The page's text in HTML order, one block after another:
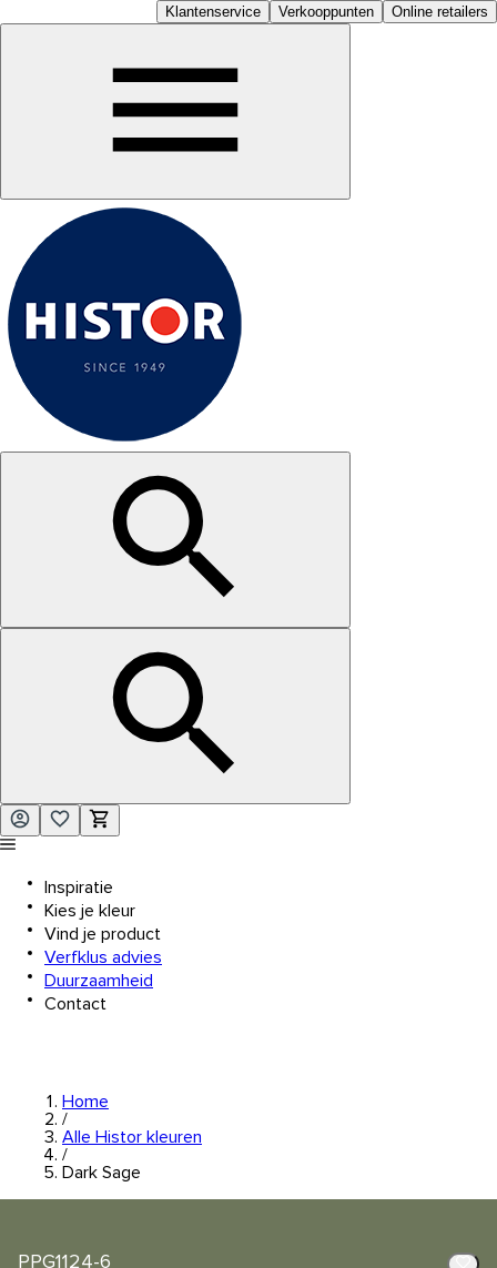
Klantenservice Verkooppunten Online retailers
Inspiratie
Kies je kleur
Vind je product
Verfklus advies
Duurzaamheid
Contact
Home
/
Alle Histor kleuren
/
Dark Sage
PPG1124-6